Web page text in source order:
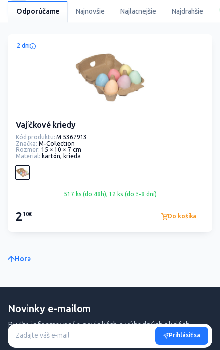
Odporúčame Najnovšie Najlacnejšie Najdrahšie
2 dni
Vajíčkové kriedy
Kód produktu: M 5367913
Značka: M-Collection
Rozmer: 15 × 10 × 7 cm
Material: kartón, krieda
517 ks (do 48h), 12 ks (do 5-8 dní)
2 10€ Do košíka
Hore
Novinky e-mailom
Buďte informovaní o novinkách a výhodných akciách.
Prihlásiť sa